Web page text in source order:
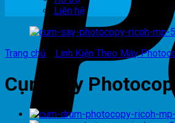
Liên hệ
Trang chủ Linh Kiện Theo Máy
Cụm Sấy